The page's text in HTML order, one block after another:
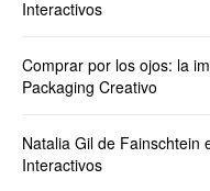
Interactivos
Comprar por los ojos: la
Packaging Creativo
Natalia Gil de Fainschtein
Interactivos